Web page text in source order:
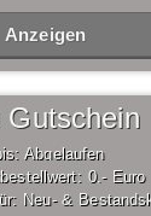
Anzeigen
Gutschein
Abgelaufen
0,- Euro
Neu- &